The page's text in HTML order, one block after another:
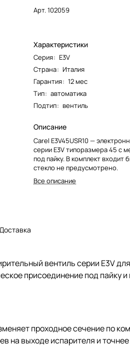
Арт.102059
Характеристики
Серия: E3V
Страна: Италия
Гарантия: 12 мес
Тип: автоматика
Подтип: вентиль
Описание
Carel E3V45USR10 —
серии E3V типоразмера 45 с
под пайку. В комплект входит
стекло не предусмотрено.
Все описание
вентиль серии E3V
присоединение под пайку
проходное сечение по
выходе испарителя и